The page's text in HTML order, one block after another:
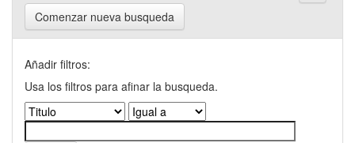
Comenzar nueva busqueda
Añadir filtros:
Usa los filtros para afinar la busqueda.